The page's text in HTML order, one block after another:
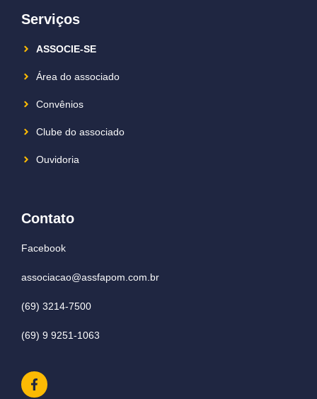
Serviços
ASSOCIE-SE
Área do associado
Convênios
Clube do associado
Ouvidoria
Contato
Facebook
associacao@assfapom.com.br
(69) 3214-7500
(69) 9 9251-1063